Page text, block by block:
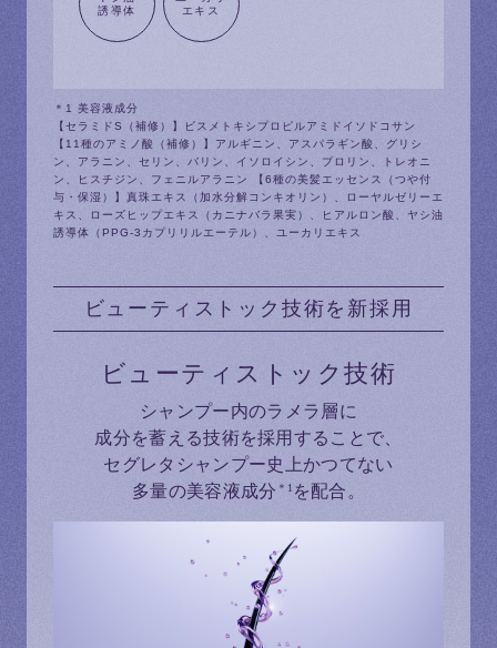
誘導体
エキス
＊1 美容液成分
【セラミドS（補修）】ビスメトキシプロピルアミドイソドコサン
【11種のアミノ酸（補修）】アルギニン、アスパラギン酸、グリシ
ン、アラニン、セリン、バリン、イソロイシン、プロリン、トレオニ
ン、ヒスチジン、フェニルアラニン 【6種の美髪エッセンス（つや付
与・保湿）】真珠エキス（加水分解コンキオリン）、ローヤルゼリーエ
キス、ローズヒップエキス（カニナバラ果実）、ヒアルロン酸、ヤシ油
誘導体（PPG-3カプリリルエーテル）、ユーカリエキス
ビューティストック技術を新採用
ビューティストック技術
シャンプー内のラメラ層に
成分を蓄える技術を採用することで、
セグレタシャンプー史上かつてない
多量の美容液成分 ＊1 を配合。